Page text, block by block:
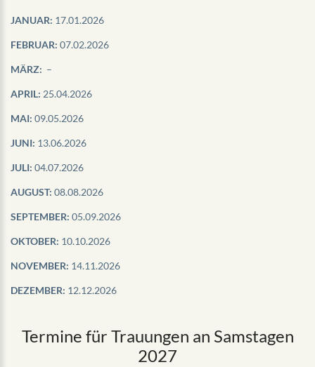
JANUAR: 17.01.2026
FEBRUAR: 07.02.2026
MÄRZ: –
APRIL: 25.04.2026
MAI: 09.05.2026
JUNI: 13.06.2026
JULI: 04.07.2026
AUGUST: 08.08.2026
SEPTEMBER: 05.09.2026
OKTOBER: 10.10.2026
NOVEMBER: 14.11.2026
DEZEMBER: 12.12.2026
Termine für Trauungen an Samstagen
2027